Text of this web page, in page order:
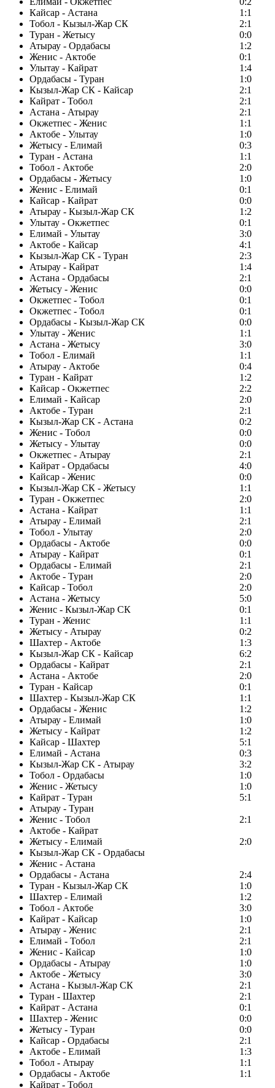
Кайсар - Астана
1:1
Тобол - Кызыл-Жар СК
2:1
Туран - Жетысу
0:0
Атырау - Ордабасы
1:2
Женис - Актобе
0:1
Улытау - Кайрат
1:4
Ордабасы - Туран
1:0
Кызыл-Жар СК - Кайсар
2:1
Кайрат - Тобол
2:1
Астана - Атырау
2:1
Окжетпес - Женис
1:1
Актобе - Улытау
1:0
Жетысу - Елимай
0:3
Туран - Астана
1:1
Тобол - Актобе
2:0
Ордабасы - Жетысу
1:0
Женис - Елимай
0:1
Кайсар - Кайрат
0:0
Атырау - Кызыл-Жар СК
1:2
Улытау - Окжетпес
0:1
Елимай - Улытау
3:0
Актобе - Кайсар
4:1
Кызыл-Жар СК - Туран
2:3
Атырау - Кайрат
1:4
Астана - Ордабасы
2:1
Жетысу - Женис
0:0
Окжетпес - Тобол
0:1
Окжетпес - Тобол
0:1
Ордабасы - Кызыл-Жар СК
0:0
Улытау - Женис
1:1
Астана - Жетысу
3:0
Тобол - Елимай
1:1
Атырау - Актобе
0:4
Туран - Кайрат
1:2
Кайсар - Окжетпес
2:2
Елимай - Кайсар
2:0
Актобе - Туран
2:1
Кызыл-Жар СК - Астана
0:2
Женис - Тобол
0:0
Жетысу - Улытау
0:0
Окжетпес - Атырау
2:1
Кайрат - Ордабасы
4:0
Кайсар - Женис
0:0
Кызыл-Жар СК - Жетысу
1:1
Туран - Окжетпес
2:0
Астана - Кайрат
1:1
Атырау - Елимай
2:1
Тобол - Улытау
2:0
Ордабасы - Актобе
0:0
Атырау - Кайрат
0:1
Ордабасы - Елимай
2:1
Актобе - Туран
2:0
Кайсар - Тобол
2:0
Астана - Жетысу
5:0
Женис - Кызыл-Жар СК
0:1
Туран - Женис
1:1
Жетысу - Атырау
0:2
Шахтер - Актобе
1:3
Кызыл-Жар СК - Кайсар
6:2
Ордабасы - Кайрат
2:1
Астана - Актобе
2:0
Туран - Кайсар
0:1
Шахтер - Кызыл-Жар СК
1:1
Ордабасы - Женис
1:2
Атырау - Елимай
1:0
Жетысу - Кайрат
1:2
Кайсар - Шахтер
5:1
Елимай - Астана
0:3
Кызыл-Жар СК - Атырау
3:2
Тобол - Ордабасы
1:0
Женис - Жетысу
1:0
Кайрат - Туран
5:1
Атырау - Туран
Женис - Тобол
2:1
Актобе - Кайрат
Жетысу - Елимай
2:0
Кызыл-Жар СК - Ордабасы
Женис - Астана
Ордабасы - Астана
2:4
Туран - Кызыл-Жар СК
1:0
Шахтер - Елимай
1:2
Тобол - Актобе
3:0
Кайрат - Кайсар
1:0
Атырау - Женис
2:1
Елимай - Тобол
2:1
Женис - Кайсар
1:0
Ордабасы - Атырау
1:0
Актобе - Жетысу
3:0
Астана - Кызыл-Жар СК
2:1
Туран - Шахтер
2:1
Кайрат - Астана
0:1
Шахтер - Женис
0:0
Жетысу - Туран
0:0
Кайсар - Ордабасы
2:1
Актобе - Елимай
1:3
Тобол - Атырау
1:1
Ордабасы - Актобе
1:1
Кайрат - Тобол